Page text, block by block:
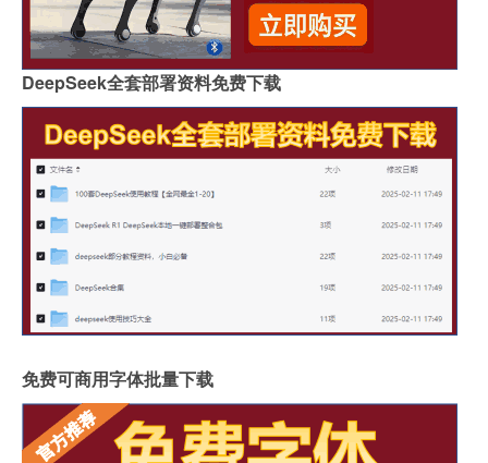
DeepSeek全套部署资料免费下载
免费可商用字体批量下载